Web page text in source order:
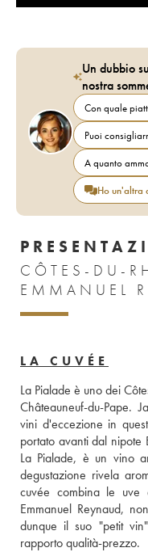
Un dubbio
nostra
Con quale
Puoi
A quanto
Ho un'altra
CÔTES-DU-
LA CUVÉE
La Pialade è uno dei
Châteauneuf-du-Pape.
vini d'eccezione in
portato avanti dal nipote
La Pialade, è un vino
degustazione rivela
cuvée combina le uve
Emmanuel Reynaud,
dunque il suo "petit
rapporto qualità-prezzo.